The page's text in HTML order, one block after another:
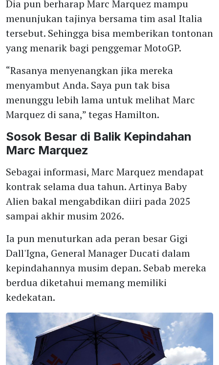
Dia pun berharap Marc Marquez mampu
menunjukan tajinya bersama tim asal Italia
tersebut. Sehingga bisa memberikan tontonan
yang menarik bagi penggemar MotoGP.
“Rasanya menyenangkan jika mereka
menyambut Anda. Saya pun tak bisa
menunggu lebih lama untuk melihat Marc
Marquez di sana,” tegas Hamilton.
Sosok Besar di Balik Kepindahan
Marc Marquez
Sebagai informasi, Marc Marquez mendapat
kontrak selama dua tahun. Artinya Baby
Alien bakal mengabdikan diiri pada 2025
sampai akhir musim 2026.
Ia pun menuturkan ada peran besar Gigi
Dall'Igna, General Manager Ducati dalam
kepindahannya musim depan. Sebab mereka
berdua diketahui memang memiliki
kedekatan.